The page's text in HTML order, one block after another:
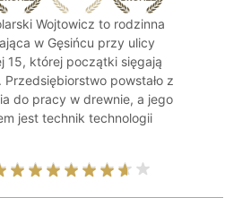
Wojtowicz to rodzinna
w Gęsińcu przy ulicy
15, której początki sięgają
Przedsiębiorstwo powstało z
do pracy w drewnie, a jego
jest technik technologii